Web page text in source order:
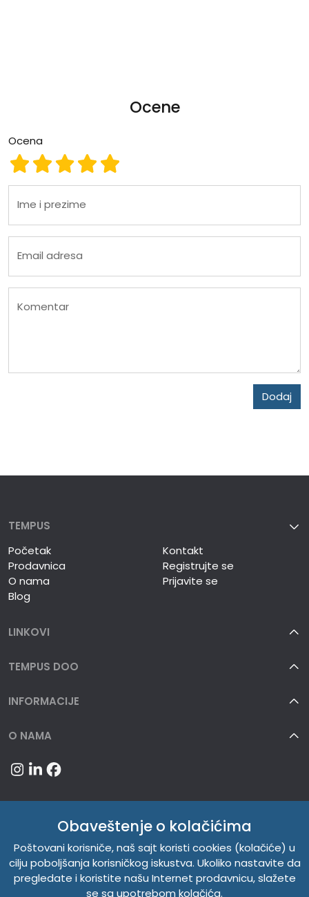
Ocene
Ocena
Ocena 5
Ocena 4
Ocena 3
Ocena 2
Ocena 1
Ime i prezime
Email adresa
Komentar
Dodaj
TEMPUS
Početak
Prodavnica
O nama
Blog
Kontakt
Registrujte se
Prijavite se
LINKOVI
TEMPUS DOO
INFORMACIJE
O NAMA
Obaveštenje o kolačićima
Poštovani korisniče, naš sajt koristi cookies (kolačiće) u
cilju poboljšanja korisničkog iskustva. Ukoliko nastavite da
pregledate i koristite našu Internet prodavnicu, slažete
se sa upotrebom kolačića.